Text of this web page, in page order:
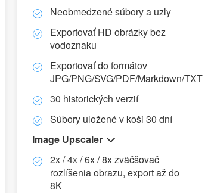
Neobmedzené súbory a uzly
Exportovať HD obrázky bez
vodoznaku
Exportovať do formátov
JPG/PNG/SVG/PDF/Markdown/TXT
30 historických verzií
Súbory uložené v koši 30 dní
Image Upscaler
2x / 4x / 6x / 8x zväčšovač
rozlíšenia obrazu, export až do
8K